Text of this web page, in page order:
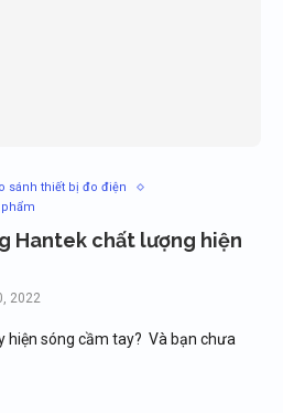
sánh thiết bị đo điện
Hantek chất lượng hiện
2022
hiện sóng cầm tay? Và bạn chưa